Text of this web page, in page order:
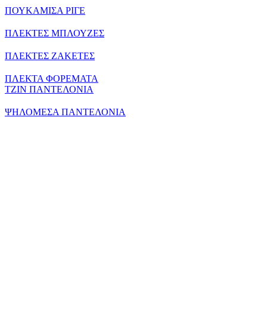
ΠΟΥΚΑΜΙΣΑ ΡΙΓΕ
ΠΛΕΚΤΕΣ ΜΠΛΟΥΖΕΣ
ΠΛΕΚΤΕΣ ΖΑΚΕΤΕΣ
ΠΛΕΚΤΑ ΦΟΡΕΜΑΤΑ
ΤΖΙΝ ΠΑΝΤΕΛΟΝΙΑ
ΨΗΛΟΜΕΣΑ ΠΑΝΤΕΛΟΝΙΑ